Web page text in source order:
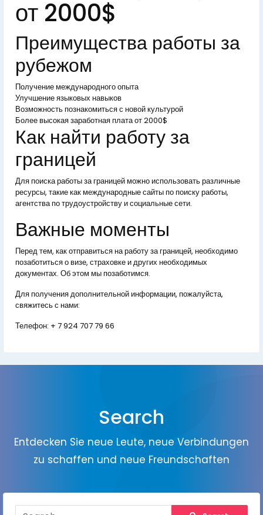
от 2000$
Преимущества работы за
рубежом
Получение международного опыта
Улучшение языковых навыков
Возможность познакомиться с новой культурой
Более высокая заработная плата от 2000$
Как найти работу за
границей
Для поиска работы за границей можно использовать различные
ресурсы, такие как международные сайты по поиску работы,
агентства по трудоустройству и социальные сети.
Важные моменты
Перед тем, как отправиться на работу за границей, необходимо
позаботиться о визе, страховке и других необходимых
документах. Об этом мы позаботимся.
Для получения дополнительной информации, пожалуйста,
свяжитесь с нами:
Телефон: + 7 924 707 79 66
Search
Entdecken Sie neue Leute, neue Verbindungen
zu schaffen und neue Freundschaften